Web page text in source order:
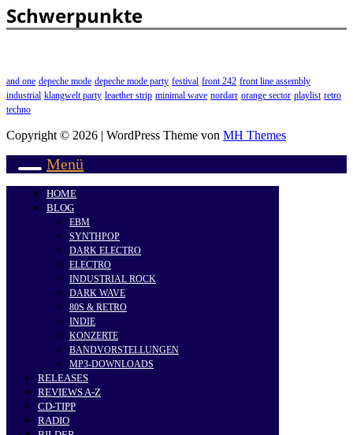
Schwerpunkte
and one depeche mode depeche mode party festival front 242 front line assembly
industrial klangwelt party leaether strip minimal wave nordarr orange sector playlist retro
techno
Copyright © 2026 | WordPress Theme von MH Themes
Menü
HOME
BLOG
EBM
SYNTHPOP
DARK ELECTRO
ELECTRO
INDUSTRIAL ROCK
DARK WAVE
80S & RETRO
INDIE
KONZERTE
BANDVORSTELLUNGEN
MP3-DOWNLOADS
RELEASES
REVIEWS A-Z
CD-TIPP
RADIO